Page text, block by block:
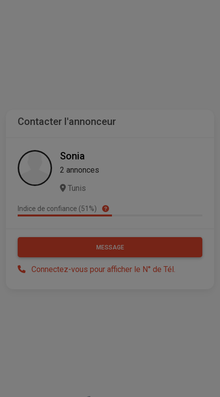
Contacter l'annonceur
Sonia
2 annonces
Tunis
Indice de confiance (51%)
MESSAGE
Connectez-vous pour afficher le N° de Tél.